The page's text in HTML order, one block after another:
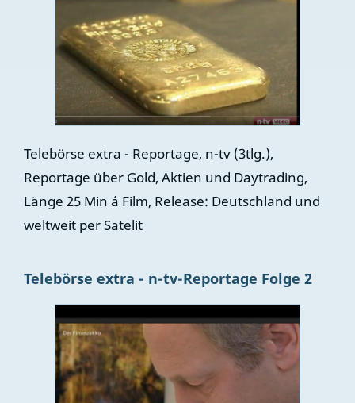
Telebörse extra - Reportage, n-tv (3tlg.),
Reportage über Gold, Aktien und Daytrading,
Länge 25 Min á Film, Release: Deutschland und
weltweit per Satelit
Telebörse extra - n-tv-Reportage Folge 2